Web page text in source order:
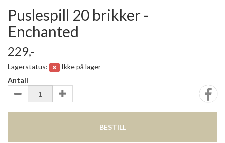
Puslespill 20 brikker -
Enchanted
229,-
Lagerstatus:
Ikke på lager
Antall
BESTILL